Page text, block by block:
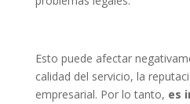
Esto puede afectar
calidad del servicio, la
empresarial. Por lo tanto, es